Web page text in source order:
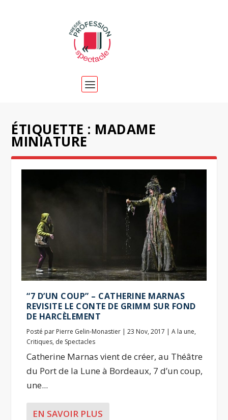
ÉTIQUETTE : MADAME
MINIATURE
“7 D’UN COUP” – CATHERINE MARNAS
REVISITE LE CONTE DE GRIMM SUR FOND
DE HARCÈLEMENT
Posté par Pierre Gelin-Monastier |23 Nov, 2017 |A la une,
Critiques, de Spectacles
Catherine Marnas vient de créer, au Théâtre
du Port de la Lune à Bordeaux, 7 d’un coup,
une...
EN SAVOIR PLUS